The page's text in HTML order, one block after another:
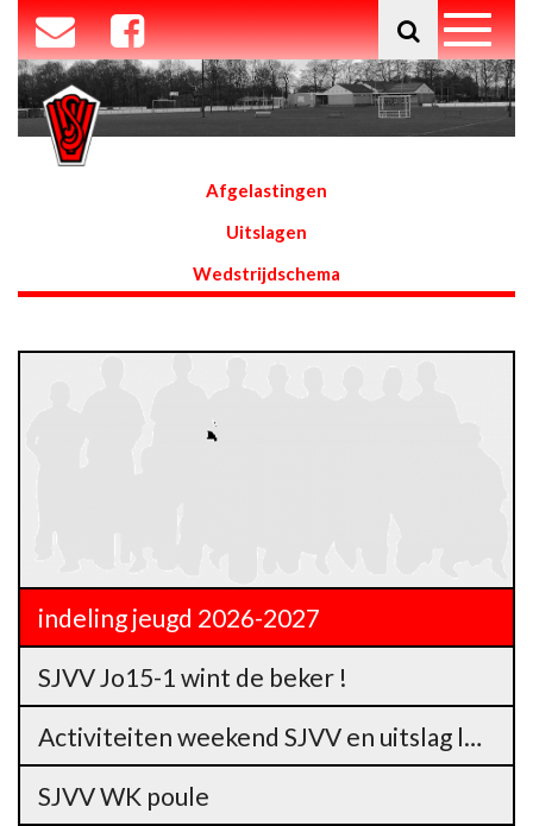
Afgelastingen
Uitslagen
Wedstrijdschema
indeling jeugd 2026-2027
SJVV Jo15-1 wint de beker !
Activiteiten weekend SJVV en uitslag loterij
SJVV WK poule